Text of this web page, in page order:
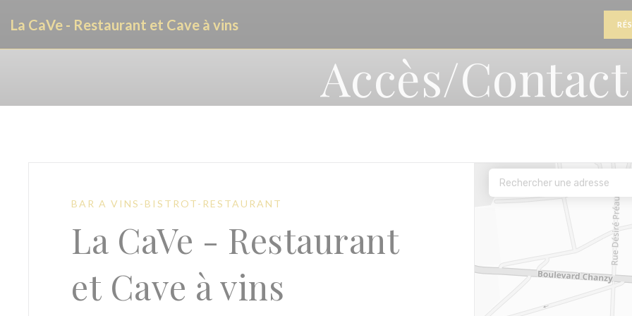
La CaVe - Restaurant et Cave à vins
Accès/Contact
BAR A VINS-BISTROT-RESTAURANT
La CaVe - Restaurant
et Cave à vins